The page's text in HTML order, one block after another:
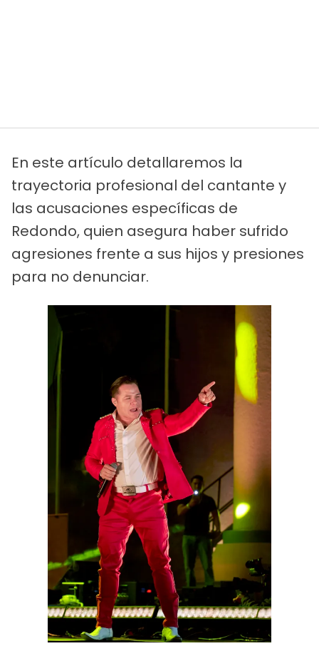
En este artículo detallaremos la
trayectoria profesional del cantante y
las acusaciones específicas de
Redondo, quien asegura haber sufrido
agresiones frente a sus hijos y presiones
para no denunciar.